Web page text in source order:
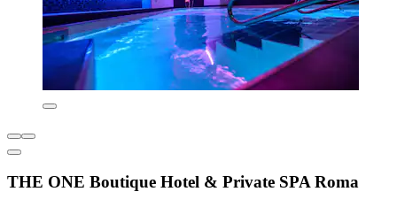
THE ONE Boutique Hotel & Private SPA Roma